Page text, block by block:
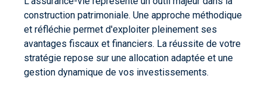
construction patrimoniale. Une approche méthodique
et réfléchie permet d'exploiter pleinement ses
avantages fiscaux et financiers. La réussite de votre
stratégie repose sur une allocation adaptée et une
gestion dynamique de vos investissements.